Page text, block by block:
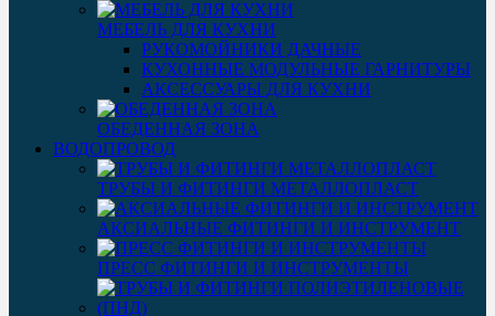
МЕБЕЛЬ ДЛЯ КУХНИ
РУКОМОЙНИКИ ДАЧНЫЕ
КУХОННЫЕ МОДУЛЬНЫЕ ГАРНИТУРЫ
АКСЕССУАРЫ ДЛЯ КУХНИ
ОБЕДЕННАЯ ЗОНА
ВОДОПРОВОД
ТРУБЫ И ФИТИНГИ МЕТАЛЛОПЛАСТ
АКСИАЛЬНЫЕ ФИТИНГИ И ИНСТРУМЕНТ
ПРЕСС ФИТИНГИ И ИНСТРУМЕНТЫ